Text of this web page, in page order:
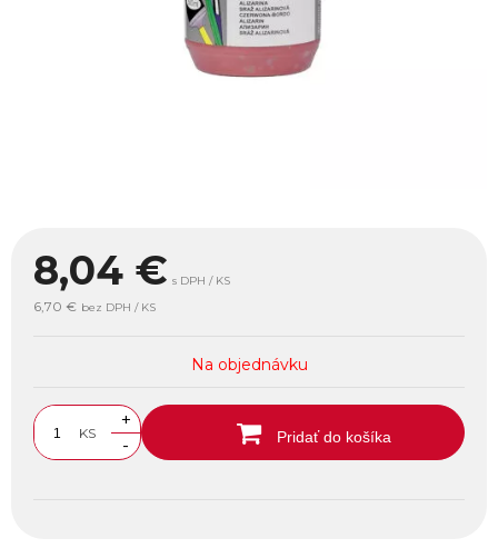
8,04 € s DPH / KS
6,70 € bez DPH / KS
Na objednávku
KS
+
-
Pridať do košíka